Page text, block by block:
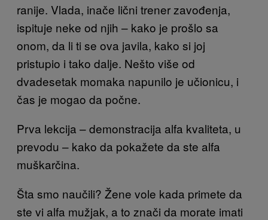
ranije. Vlada, inače lični trener zavođenja,
ispituje neke od njih – kako je prošlo sa
onom, da li ti se ova javila, kako si joj
pristupio i tako dalje. Nešto više od
dvadesetak momaka napunilo je učionicu, i
čas je mogao da počne.
Prva lekcija – demonstracija alfa kvaliteta, u
prevodu – kako da pokažete da ste alfa
muškarčina.
Šta smo naučili? Žene vole kada primete da
ste vi alfa mužjak, a to znači da morate imati